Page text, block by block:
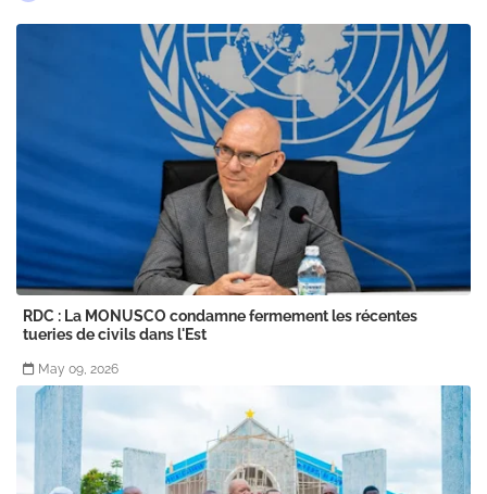
RDC : La MONUSCO condamne fermement les récentes
tueries de civils dans l'Est
May 09, 2026